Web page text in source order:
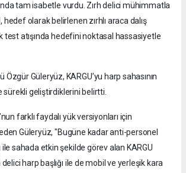
tam isabetle vurdu. Zırh delici mühimmatla
hedef olarak belirlenen zırhlı araca dalış
test atışında hedefini noktasal hassasiyetle
Özgür Güleryüz, KARGU’yu harp sahasının
sürekli geliştirdiklerini belirtti.
farklı faydalı yük versiyonları için
eden Güleryüz, "Bugüne kadar anti-personel
sahada etkin şekilde görev alan KARGU
harp başlığı ile de mobil ve yerleşik kara